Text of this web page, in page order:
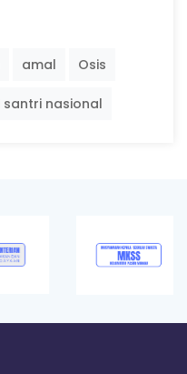
amal Osis
santri nasional